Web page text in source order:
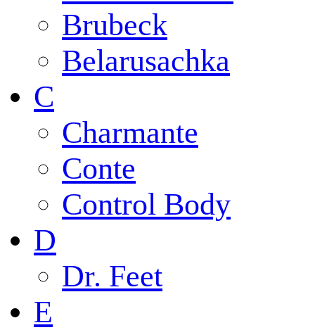
Brubeck
Belarusachka
C
Charmante
Conte
Control Body
D
Dr. Feet
E